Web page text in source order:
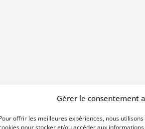
Gérer le consentement
offrir les meilleures expériences, nous
pour stocker et/ou accéder aux